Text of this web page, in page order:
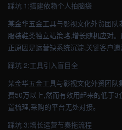
踩坑 1:搭建依赖个人拍脑袋
某金华五金工具与影视文化外贸团
服装鞋类独立站策略,增长随机应对
正原因是运营缺系统沉淀,关键客户遗
踩坑 2:工具引入盲目全
某金华五金工具与影视文化外贸团
费50万以上,然而有效用起来的低于3
置梳理,采购的平台无处对接。
踩坑 3:增长运营节奏拖流程